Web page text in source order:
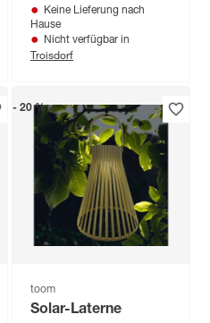
Keine Lieferung nach
Hause
Nicht verfügbar in
Troisdorf
- 20 %
toom
Solar-Laterne